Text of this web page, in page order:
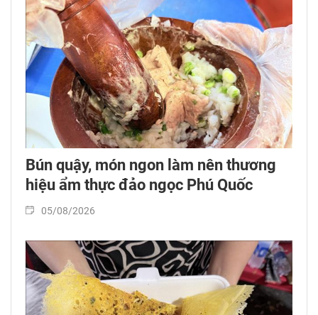
Bún quậy, món ngon làm nên thương
hiệu ẩm thực đảo ngọc Phú Quốc
05/08/2026